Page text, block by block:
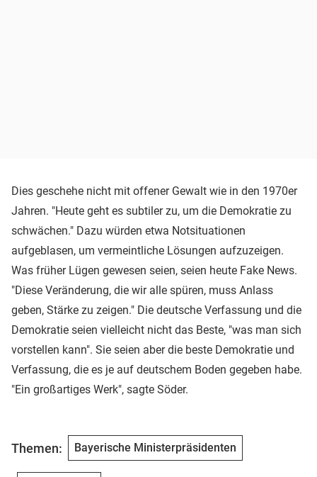
Dies geschehe nicht mit offener Gewalt wie in den 1970er
Jahren. "Heute geht es subtiler zu, um die Demokratie zu
schwächen." Dazu würden etwa Notsituationen
aufgeblasen, um vermeintliche Lösungen aufzuzeigen.
Was früher Lügen gewesen seien, seien heute Fake News.
"Diese Veränderung, die wir alle spüren, muss Anlass
geben, Stärke zu zeigen." Die deutsche Verfassung und die
Demokratie seien vielleicht nicht das Beste, "was man sich
vorstellen kann". Sie seien aber die beste Demokratie und
Verfassung, die es je auf deutschem Boden gegeben habe.
"Ein großartiges Werk", sagte Söder.
Themen: Bayerische Ministerpräsidenten